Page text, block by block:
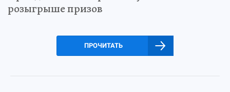
розыгрыше призов
ПРОЧИТАТЬ